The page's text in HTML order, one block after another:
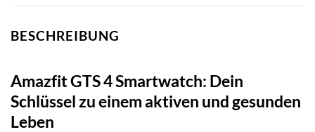
BESCHREIBUNG
Amazfit GTS 4 Smartwatch: Dein
Schlüssel zu einem aktiven und gesunden
Leben